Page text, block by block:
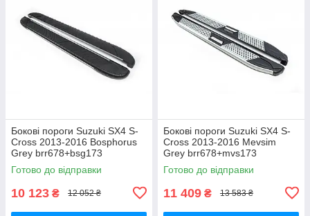
Бокові пороги Suzuki SX4 S-
Cross 2013-2016 Bosphorus
Grey brr678+bsg173
Готово до відправки
10 123 ₴ 12 052 ₴
Бокові пороги Suzuki SX4 S-
Cross 2013-2016 Mevsim
Grey brr678+mvs173
Готово до відправки
11 409 ₴ 13 583 ₴